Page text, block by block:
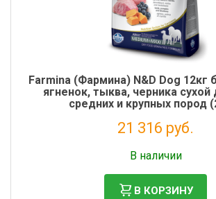
Farmina (Фармина) N&D Dog 12кг
ягненок, тыква, черника сухой
средних и крупных пород
21 316 руб.
В наличии
В КОРЗИНУ